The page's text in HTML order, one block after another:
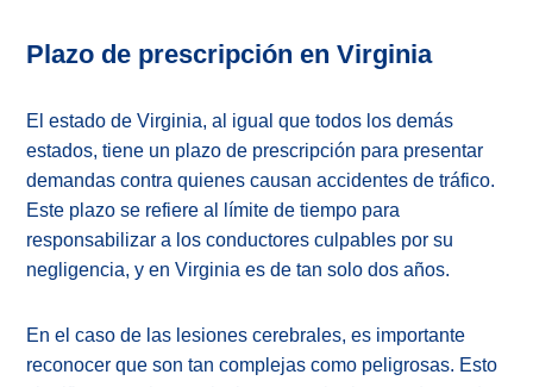
Plazo de prescripción en Virginia
El estado de Virginia, al igual que todos los demás
estados, tiene un plazo de prescripción para presentar
demandas contra quienes causan accidentes de tráfico.
Este plazo se refiere al límite de tiempo para
responsabilizar a los conductores culpables por su
negligencia, y en Virginia es de tan solo dos años.
En el caso de las lesiones cerebrales, es importante
reconocer que son tan complejas como peligrosas. Esto